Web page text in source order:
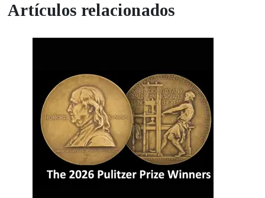
Artículos relacionados